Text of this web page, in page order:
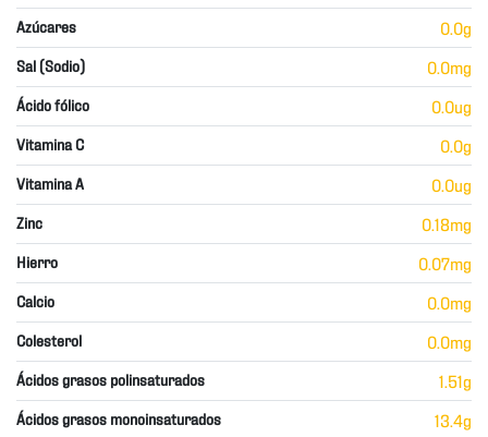
Azúcares 0.0g
Sal (Sodio) 0.0mg
Ácido fólico 0.0ug
Vitamina C 0.0g
Vitamina A 0.0ug
Zinc 0.18mg
Hierro 0.07mg
Calcio 0.0mg
Colesterol 0.0mg
Ácidos grasos polinsaturados 1.51g
Ácidos grasos monoinsaturados 13.4g